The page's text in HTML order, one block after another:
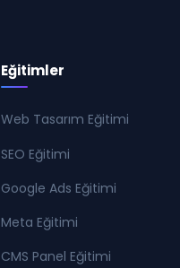
Eğitimler
Web Tasarım Eğitimi
SEO Eğitimi
Google Ads Eğitimi
Meta Eğitimi
CMS Panel Eğitimi